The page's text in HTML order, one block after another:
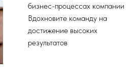
бизнес-процессах компании
Вдохновите команду на
достижение высоких
результатов